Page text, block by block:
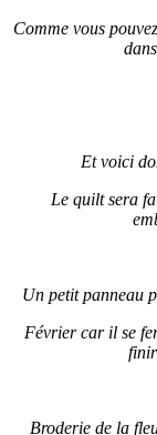
Comme vous
dans
Et voici
Le quilt sera
Un petit panneau
Février car il se
Broderie de la